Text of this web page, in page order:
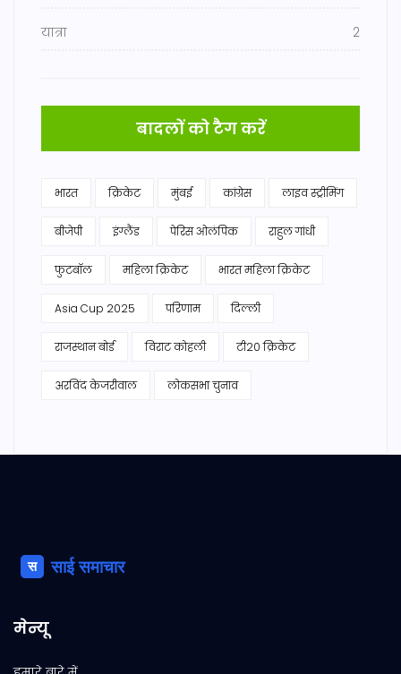
यात्रा 2
बादलों को टैग करें
भारत क्रिकेट मुंबई कांग्रेस लाइव स्ट्रीमिंग
बीजेपी इंग्लैंड पेरिस ओलंपिक राहुल गांधी
फुटबॉल महिला क्रिकेट भारत महिला क्रिकेट
Asia Cup 2025 परिणाम दिल्ली
राजस्थान बोर्ड विराट कोहली टी20 क्रिकेट
अरविंद केजरीवाल लोकसभा चुनाव
मेन्यू